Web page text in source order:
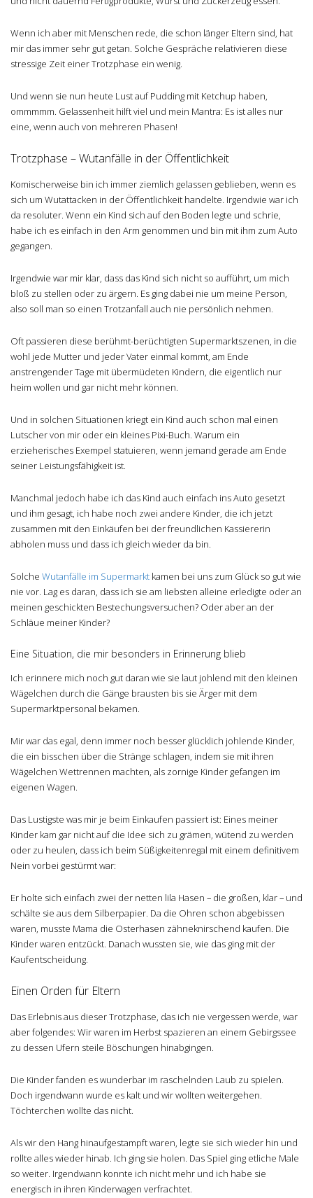
Wenn ich aber mit Menschen rede, die schon länger Eltern sind, hat
mir das immer sehr gut getan. Solche Gespräche relativieren diese
stressige Zeit einer Trotzphase ein wenig.
Und wenn sie nun heute Lust auf Pudding mit Ketchup haben,
ommmmm. Gelassenheit hilft viel und mein Mantra: Es ist alles nur
eine, wenn auch von mehreren Phasen!
Trotzphase – Wutanfälle in der Öffentlichkeit
Komischerweise bin ich immer ziemlich gelassen geblieben, wenn es
sich um Wutattacken in der Öffentlichkeit handelte. Irgendwie war ich
da resoluter. Wenn ein Kind sich auf den Boden legte und schrie,
habe ich es einfach in den Arm genommen und bin mit ihm zum Auto
gegangen.
Irgendwie war mir klar, dass das Kind sich nicht so aufführt, um mich
bloß zu stellen oder zu ärgern. Es ging dabei nie um meine Person,
also soll man so einen Trotzanfall auch nie persönlich nehmen.
Oft passieren diese berühmt-berüchtigten Supermarktszenen, in die
wohl jede Mutter und jeder Vater einmal kommt, am Ende
anstrengender Tage mit übermüdeten Kindern, die eigentlich nur
heim wollen und gar nicht mehr können.
Und in solchen Situationen kriegt ein Kind auch schon mal einen
Lutscher von mir oder ein kleines Pixi-Buch. Warum ein
erzieherisches Exempel statuieren, wenn jemand gerade am Ende
seiner Leistungsfähigkeit ist.
Manchmal jedoch habe ich das Kind auch einfach ins Auto gesetzt
und ihm gesagt, ich habe noch zwei andere Kinder, die ich jetzt
zusammen mit den Einkäufen bei der freundlichen Kassiererin
abholen muss und dass ich gleich wieder da bin.
Solche Wutanfälle im Supermarkt kamen bei uns zum Glück so gut wie
nie vor. Lag es daran, dass ich sie am liebsten alleine erledigte oder an
meinen geschickten Bestechungsversuchen? Oder aber an der
Schläue meiner Kinder?
Eine Situation, die mir besonders in Erinnerung blieb
Ich erinnere mich noch gut daran wie sie laut johlend mit den kleinen
Wägelchen durch die Gänge brausten bis sie Ärger mit dem
Supermarktpersonal bekamen.
Mir war das egal, denn immer noch besser glücklich johlende Kinder,
die ein bisschen über die Stränge schlagen, indem sie mit ihren
Wägelchen Wettrennen machten, als zornige Kinder gefangen im
eigenen Wagen.
Das Lustigste was mir je beim Einkaufen passiert ist: Eines meiner
Kinder kam gar nicht auf die Idee sich zu grämen, wütend zu werden
oder zu heulen, dass ich beim Süßigkeitenregal mit einem definitivem
Nein vorbei gestürmt war:
Er holte sich einfach zwei der netten lila Hasen – die großen, klar – und
schälte sie aus dem Silberpapier. Da die Ohren schon abgebissen
waren, musste Mama die Osterhasen zähneknirschend kaufen. Die
Kinder waren entzückt. Danach wussten sie, wie das ging mit der
Kaufentscheidung.
Einen Orden für Eltern
Das Erlebnis aus dieser Trotzphase, das ich nie vergessen werde, war
aber folgendes: Wir waren im Herbst spazieren an einem Gebirgssee
zu dessen Ufern steile Böschungen hinabgingen.
Die Kinder fanden es wunderbar im raschelnden Laub zu spielen.
Doch irgendwann wurde es kalt und wir wollten weitergehen.
Töchterchen wollte das nicht.
Als wir den Hang hinaufgestampft waren, legte sie sich wieder hin und
rollte alles wieder hinab. Ich ging sie holen. Das Spiel ging etliche Male
so weiter. Irgendwann konnte ich nicht mehr und ich habe sie
energisch in ihren Kinderwagen verfrachtet.